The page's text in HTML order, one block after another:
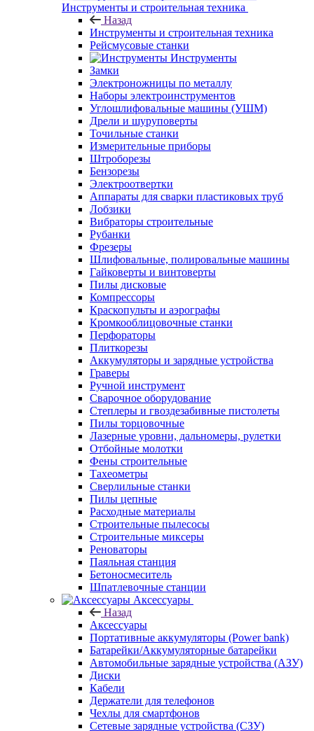
Инструменты и строительная техника
Назад
Инструменты и строительная техника
Рейсмусовые станки
Инструменты
Замки
Электроножницы по металлу
Наборы электроинструментов
Углошлифовальные машины (УШМ)
Дрели и шуруповерты
Точильные станки
Измерительные приборы
Штроборезы
Бензорезы
Электроотвертки
Аппараты для сварки пластиковых труб
Лобзики
Вибраторы строительные
Рубанки
Фрезеры
Шлифовальные, полировальные машины
Гайковерты и винтоверты
Пилы дисковые
Компрессоры
Краскопульты и аэрографы
Кромкооблицовочные станки
Перфораторы
Плиткорезы
Аккумуляторы и зарядные устройства
Граверы
Ручной инструмент
Сварочное оборудование
Степлеры и гвоздезабивные пистолеты
Пилы торцовочные
Лазерные уровни, дальномеры, рулетки
Отбойные молотки
Фены строительные
Тахеометры
Сверлильные станки
Пилы цепные
Расходные материалы
Строительные пылесосы
Строительные миксеры
Реноваторы
Паяльная станция
Бетоносмеситель
Шпатлевочные станции
Аксессуары
Назад
Аксессуары
Портативные аккумуляторы (Power bank)
Батарейки/Аккумуляторные батарейки
Автомобильные зарядные устройства (АЗУ)
Диски
Кабели
Держатели для телефонов
Чехлы для смартфонов
Сетевые зарядные устройства (СЗУ)